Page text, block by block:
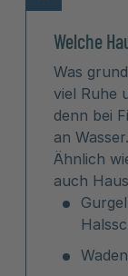
Welche
Was
viel Ruhe
denn bei
an Wasser.
Ähnlich
auch